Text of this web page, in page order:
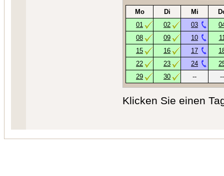
Mo Di Mi
01
02 03
08
09 10
15
16 17
22
23 24
29
30 -- --
Klicken Sie einen